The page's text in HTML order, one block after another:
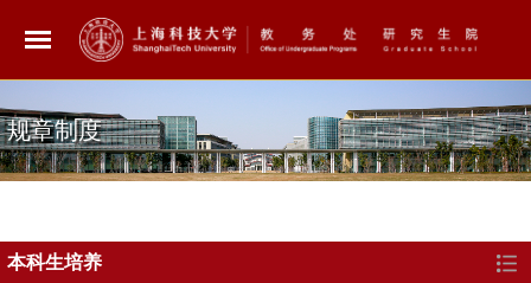
规章制度
本科生培养